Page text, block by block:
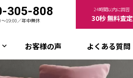
305-808
〜19:00／年中無休
24時間以内に回答
30秒 無料査定
keyboard_arrow_down お客様の声 よくある質問